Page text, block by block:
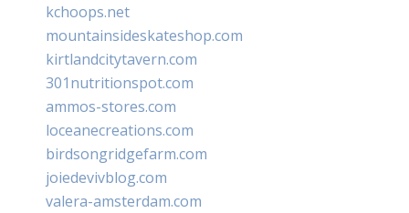
kchoops.net
mountainsideskateshop.com
kirtlandcitytavern.com
301nutritionspot.com
ammos-stores.com
loceanecreations.com
birdsongridgefarm.com
joiedevivblog.com
valera-amsterdam.com